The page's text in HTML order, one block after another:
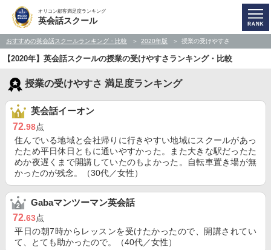
オリコン顧客満足度ランキング
英会話スクール
おすすめの英会話スクールランキング・比較 2020年版 授業の受けやすさ
【2020年】英会話スクールの授業の受けやすさランキング・比較
授業の受けやすさ 満足度ランキング
英会話イーオン
72.98点
住んでいる地域と会社帰りに行きやすい地域にスクールがあっ
たため平日休日ともに通いやすかった。また大きな駅だったた
めか夜遅くまで開講していたのもよかった。自転車置き場が無
かったのが残念。（30代／女性）
Gabaマンツーマン英会話
72.63点
平日の朝7時からレッスンを受けたかったので、開講されてい
て、とても助かったので。（40代／女性）